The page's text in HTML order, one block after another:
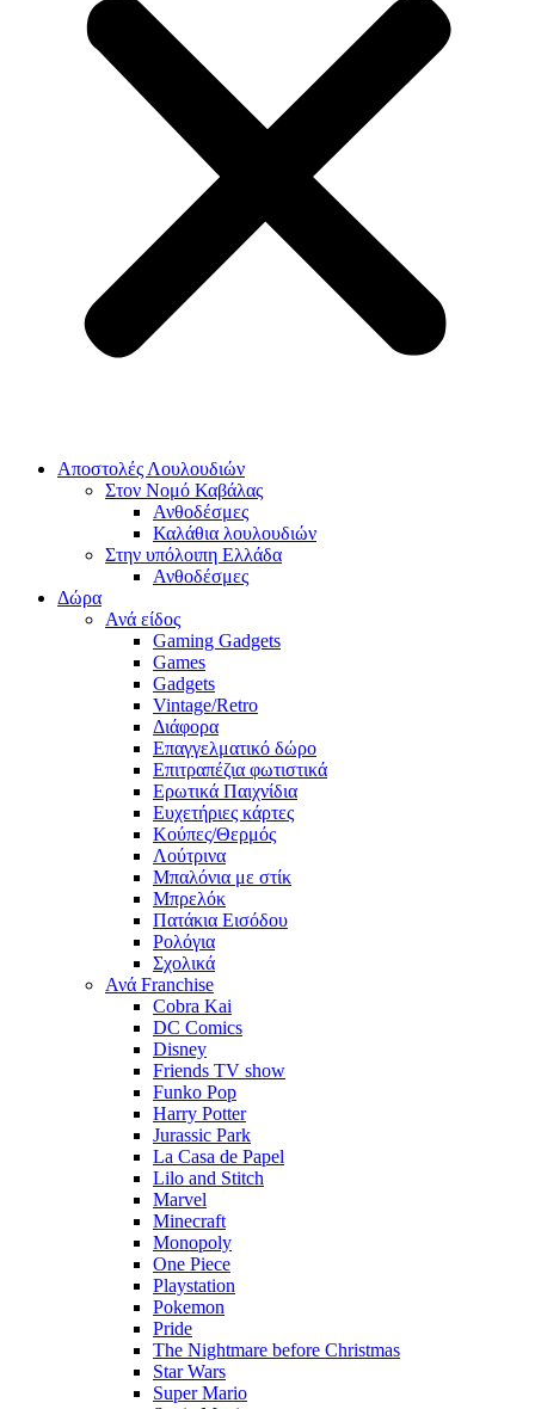
Αποστολές Λουλουδιών
Στον Νομό Καβάλας
Ανθοδέσμες
Καλάθια λουλουδιών
Στην υπόλοιπη Ελλάδα
Ανθοδέσμες
Δώρα
Ανά είδος
Gaming Gadgets
Games
Gadgets
Vintage/Retro
Διάφορα
Επαγγελματικό δώρο
Επιτραπέζια φωτιστικά
Ερωτικά Παιχνίδια
Ευχετήριες κάρτες
Κούπες/Θερμός
Λούτρινα
Μπαλόνια με στίκ
Μπρελόκ
Πατάκια Εισόδου
Ρολόγια
Σχολικά
Ανά Franchise
Cobra Kai
DC Comics
Disney
Friends TV show
Funko Pop
Harry Potter
Jurassic Park
La Casa de Papel
Lilo and Stitch
Marvel
Minecraft
Monopoly
One Piece
Playstation
Pokemon
Pride
The Nightmare before Christmas
Star Wars
Super Mario